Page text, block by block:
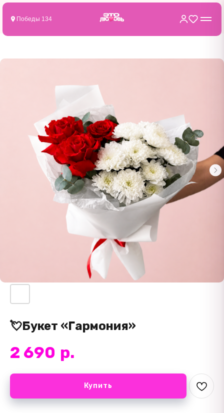
Победы 134
💘Букет «Гармония»
2 690 р.
Купить